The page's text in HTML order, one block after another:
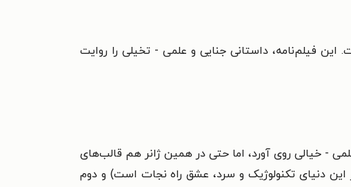
این فیلم‌نامه، داستانی جنایی و علمی - تخیلی را روایت
علمی - خیالی روی آورد، اما حتی در همین ژانر هم قالب‌های
این دنیای تکنولوژیک و سرد، عشق راه نجات است) و دوم